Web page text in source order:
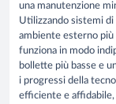
una manutenzione
Utilizzando sistemi
ambiente esterno
funziona in modo
bollette più basse e
i progressi della
efficiente e affidabile,